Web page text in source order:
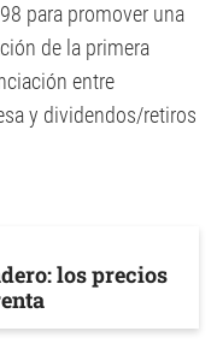
para promover una
de la primera
entre
y dividendos/retiros
los precios